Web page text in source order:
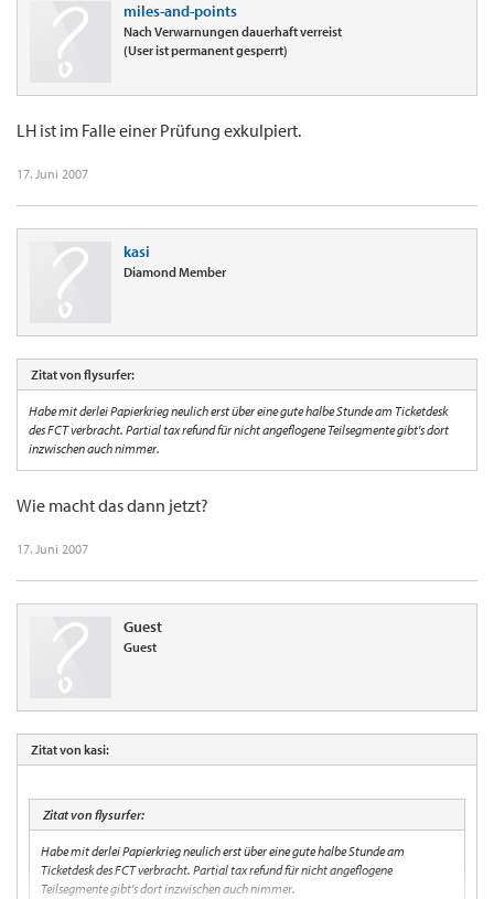
miles-and-points
Nach Verwarnungen dauerhaft verreist
(User ist permanent gesperrt)
LH ist im Falle einer Prüfung exkulpiert.
17. Juni 2007
kasi
Diamond Member
Zitat von flysurfer:
Habe mit derlei Papierkrieg neulich erst über eine gute halbe Stunde am Ticketdesk
des FCT verbracht. Partial tax refund für nicht angeflogene Teilsegmente gibt's dort
inzwischen auch nimmer.
Wie macht das dann jetzt?
17. Juni 2007
Guest
Guest
Zitat von kasi:
Zitat von flysurfer:
Habe mit derlei Papierkrieg neulich erst über eine gute halbe Stunde am
Ticketdesk des FCT verbracht. Partial tax refund für nicht angeflogene
Teilsegmente gibt's dort inzwischen auch nimmer.